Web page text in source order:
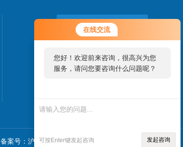
在线交流
您好！欢迎前来咨询，很高兴为您
服务，请问您要咨询什么问题呢？
可按Enter键发起咨询 发起咨询
联系我们
13795321113
备案号：沪ICP备2021035113号-1 sitemap.xml